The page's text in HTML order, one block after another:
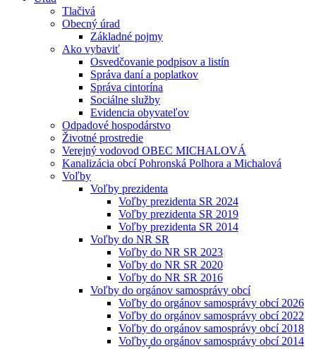
Tlačivá
Obecný úrad
Základné pojmy
Ako vybaviť
Osvedčovanie podpisov a listín
Správa daní a poplatkov
Správa cintorína
Sociálne služby
Evidencia obyvateľov
Odpadové hospodárstvo
Životné prostredie
Verejný vodovod OBEC MICHALOVÁ
Kanalizácia obcí Pohronská Polhora a Michalová
Voľby
Voľby prezidenta
Voľby prezidenta SR 2024
Voľby prezidenta SR 2019
Voľby prezidenta SR 2014
Voľby do NR SR
Voľby do NR SR 2023
Voľby do NR SR 2020
Voľby do NR SR 2016
Voľby do orgánov samosprávy obcí
Voľby do orgánov samosprávy obcí 2026
Voľby do orgánov samosprávy obcí 2022
Voľby do orgánov samosprávy obcí 2018
Voľby do orgánov samosprávy obcí 2014